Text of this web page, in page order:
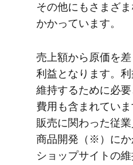
その​他にもさまざ
かかっています。
売上額から​原価を​
利益となります。​
維持する​ために​必
費用も​含まれていま
販売に​関わった​従
商品開発​（※）に​か
ショップサイトの​